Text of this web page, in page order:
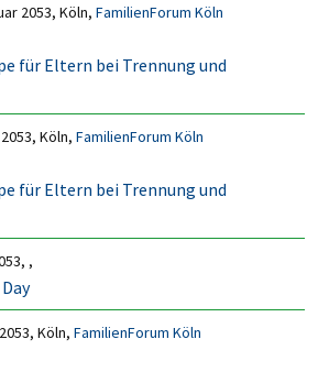
2053, Köln,FamilienForum Köln
für Eltern bei Trennung und
Köln,FamilienForum Köln
für Eltern bei Trennung und
,
Köln,FamilienForum Köln